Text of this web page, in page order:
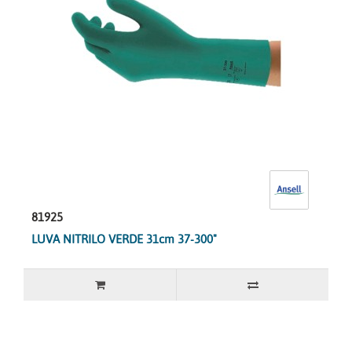
81925
LUVA NITRILO VERDE 31cm 37-300"